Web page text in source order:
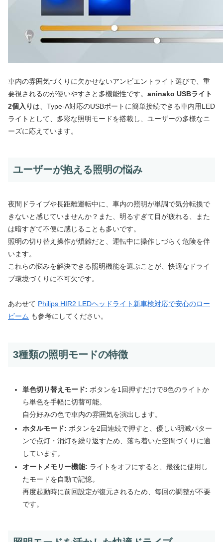
車内の雰囲気づくりに欠かせないアンビエントライト選びで、重
要視されるのが使いやすさと多機能性です。 aninako USBライト
2個入り は、Type-A対応のUSBポートに簡単接続できる車内用LED
ライトとして、多彩な照明モードを搭載し、ユーザーの多様なニ
ーズに応えています。
ユーザーが抱える照明の悩み
夜間ドライブや長距離運転中に、車内の照明が単調で気分転換で
きないと感じていませんか？また、明るすぎて目が疲れる、また
は暗すぎて不便に感じることも多いです。
照明の切り替え操作が煩雑だと、運転中に操作しづらく危険を伴
います。
これらの悩みを解決できる照明機能を選ぶことが、快適なドライ
ブ環境づくりに不可欠です。
あわせて Philips HIR2 LEDヘッドライト新車検対応で安心のロー
ビーム も参考にしてください。
3種類の照明モードの特徴
単色切り替えモード: ボタンを1回押すだけで8色のライトか
ら単色を手軽に切替可能。
自分好みの色で車内の雰囲気を演出します。
ホタルモード: ボタンを2回連続で押すと、優しい明滅パター
ンで点灯・消灯を繰り返すため、落ち着いた空間づくりに適
しています。
オートメモリー機能: ライトをオフにすると、最後に使用し
たモードを自動で記憶。
再度起動時に前回設定が復元されるため、毎回の調整が不要
です。